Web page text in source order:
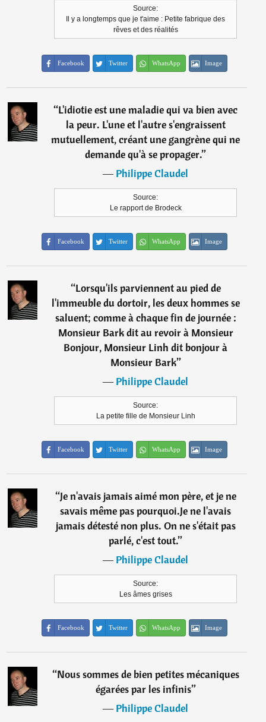
Source:
Il y a longtemps que je t'aime : Petite fabrique des
rêves et des réalités
Facebook Twitter WhatsApp Image
“L'idiotie est une maladie qui va bien avec
la peur. L'une et l'autre s'engraissent
mutuellement, créant une gangrène qui ne
demande qu'à se propager.”
―Philippe Claudel
Source:
Le rapport de Brodeck
Facebook Twitter WhatsApp Image
“Lorsqu'ils parviennent au pied de
l'immeuble du dortoir, les deux hommes se
saluent; comme à chaque fin de journée :
Monsieur Bark dit au revoir à Monsieur
Bonjour, Monsieur Linh dit bonjour à
Monsieur Bark”
―Philippe Claudel
Source:
La petite fille de Monsieur Linh
Facebook Twitter WhatsApp Image
“Je n'avais jamais aimé mon père, et je ne
savais même pas pourquoi.Je ne l'avais
jamais détesté non plus. On ne s'était pas
parlé, c'est tout.”
―Philippe Claudel
Source:
Les âmes grises
Facebook Twitter WhatsApp Image
“Nous sommes de bien petites mécaniques
égarées par les infinis”
―Philippe Claudel